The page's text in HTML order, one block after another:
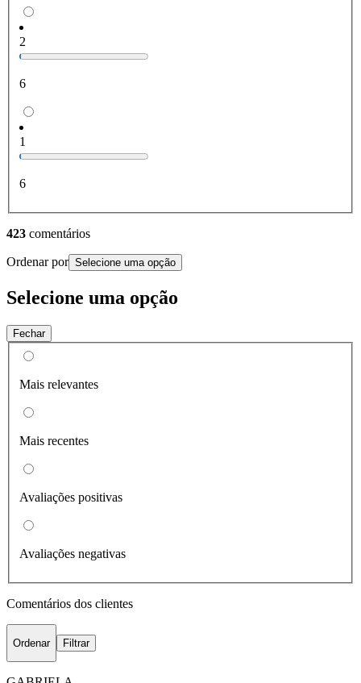
2
6
1
6
423 comentários
Ordenar por Selecione uma opção
Selecione uma opção
Fechar
Mais relevantes
Mais recentes
Avaliações positivas
Avaliações negativas
Comentários dos clientes
Ordenar Filtrar